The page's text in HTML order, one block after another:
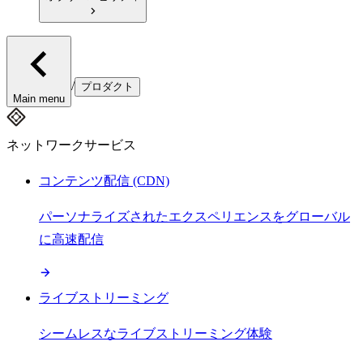
Main menu
/ プロダクト
ネットワークサービス
コンテンツ配信 (CDN)
パーソナライズされたエクスペリエンスをグローバル
に高速配信
ライブストリーミング
シームレスなライブストリーミング体験